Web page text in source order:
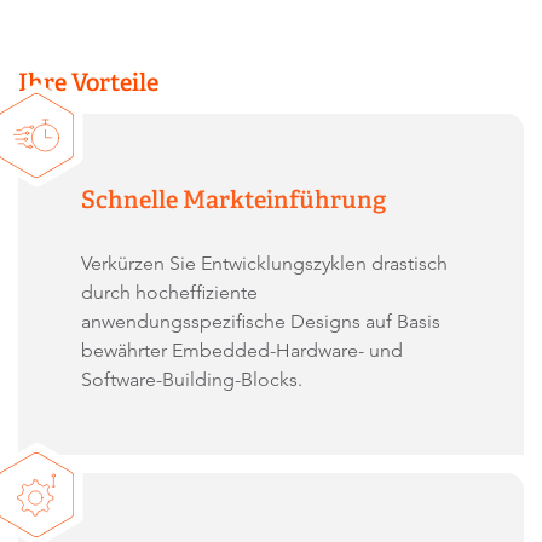
Lifecycle Management
Ihre Vorteile
Schnelle Markteinführung
Verkürzen Sie Entwicklungszyklen drastisch
durch hocheffiziente
anwendungsspezifische Designs auf Basis
bewährter Embedded-Hardware- und
Software-Building-Blocks.